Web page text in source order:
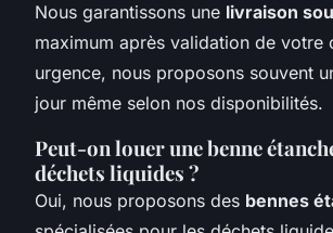
Nous garantissons une livraison
maximum après validation de votre
urgence, nous proposons souvent
jour même selon nos disponibilités.
Peut-on louer une benne
déchets liquides ?
Oui, nous proposons des bennes